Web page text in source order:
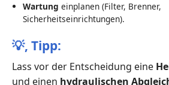
Wartung einplanen (Filter, Brenner,
Sicherheitseinrichtungen).
💡, Tipp:
Lass vor der Entscheidung eine
und einen hydraulischen